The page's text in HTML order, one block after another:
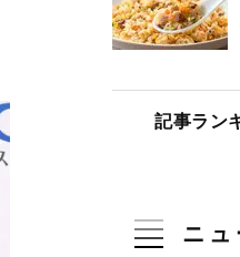
記事ラン
ニ